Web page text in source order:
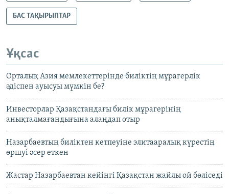
БАС ТАҚЫРЫПТАР
Ұқсас
Орталық Азия мемлекеттерінде биліктің мұрагерлік
әдіспен ауысуы мүмкін бе?
Инвесторлар Қазақстандағы билік мұрагерінің
анықталмағандығына алаңдап отыр
Назарбаевтың биліктен кетпеуіне элитааралық күрестің
өршуі әсер еткен
Жастар Назарбаевтан кейінгі Қазақстан жайлы ой бөліседі